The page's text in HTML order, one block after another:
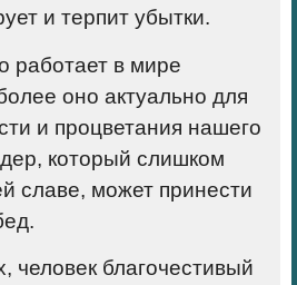
и терпит убытки.
работает в мире
оно актуально для
и процветания нашего
который слишком
славе, может принести
человек благочестивый